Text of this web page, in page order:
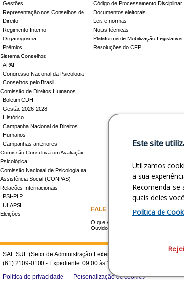
Gestões
Representação nos Conselhos de
Direito
Regimento Interno
Organograma
Prêmios
Sistema Conselhos
APAF
Congresso Nacional da Psicologia
Conselhos pelo Brasil
Comissão de Direitos Humanos
Boletim CDH
Gestão 2026-2028
Histórico
Campanha Nacional de Direitos
Humanos
Campanhas anteriores
Comissão Consultiva em Avaliação
Psicológica
Comissão Nacional de Psicologia na
Assistência Social (CONPAS)
Relações Internacionais
PSI-PLP
ULAPSI
Eleições
Código de Processamento Disciplinar
Documentos eleitorais
Leis e normas
Notas técnicas
Plataforma de Mobilização Legislativa
Resoluções do CFP
FALE CONOSCO
O que você precisa?
Ouvidoria
SAF SUL (Setor de Administração Federal Sul), Quadra 2, Bloco
(61) 2109-0100 - Expediente: 09:00 às 18:00
Política de privacidade
Personalização de cookies
Este site
Utilizamos
a sua
Recomenda-se
quais deles
Política de